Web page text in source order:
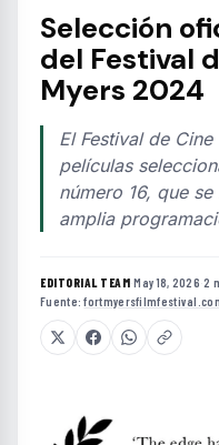
Selección
del Festival
Myers 2024
El Festival de
películas
número 16, que
amplia
EDITORIAL TEAM·May 18, 2026·2
Fuente: